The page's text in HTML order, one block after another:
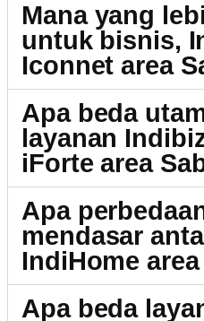
Mana yang
untuk bisnis,
Iconnet area
Apa beda
layanan
iForte area
Apa
mendasar
IndiHome
Apa beda